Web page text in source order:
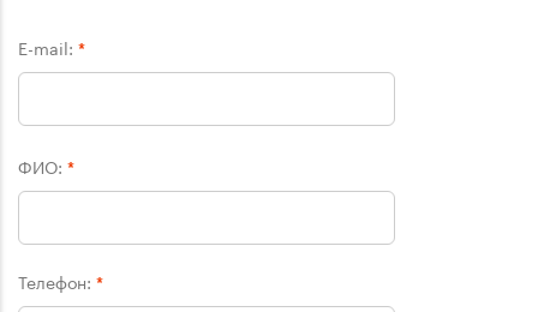
E-mail: *
ФИО: *
Телефон: *